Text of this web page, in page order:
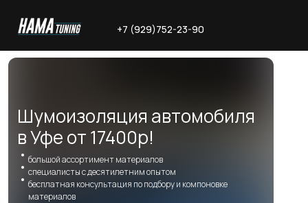
+7 (929)752-23-90
большой ассортимент материалов
специалисты с десятилетним опытом
бесплатная консультация по подбору и компоновке
материалов
Шумоизоляция автомобиля
в Уфе от 17400р!